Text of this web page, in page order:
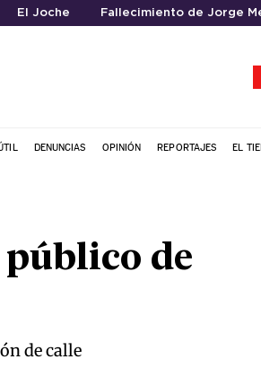
El Joche Fallecimiento de Jorge
DENUNCIAS OPINIÓN REPORTAJES EL
de
de calle